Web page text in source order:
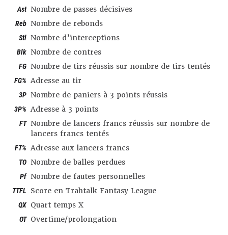
Ast Nombre de passes décisives
Reb Nombre de rebonds
Stl Nombre d’interceptions
Blk Nombre de contres
FG Nombre de tirs réussis sur nombre de tirs tentés
FG% Adresse au tir
3P Nombre de paniers à 3 points réussis
3P% Adresse à 3 points
FT Nombre de lancers francs réussis sur nombre de
lancers francs tentés
FT% Adresse aux lancers francs
TO Nombre de balles perdues
Pf Nombre de fautes personnelles
TTFL Score en Trahtalk Fantasy League
QX Quart temps X
OT Overtime/prolongation